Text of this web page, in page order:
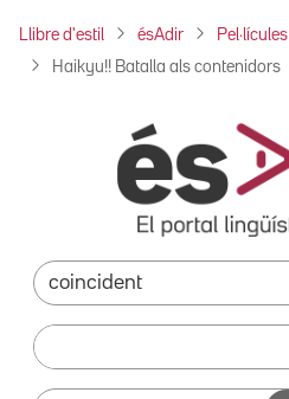
Llibre d'estil ésAdir Pel·lícules
Haikyu!! Batalla als contenidors